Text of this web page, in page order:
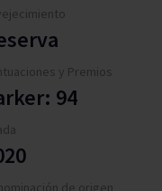
y Premios
94
de origen